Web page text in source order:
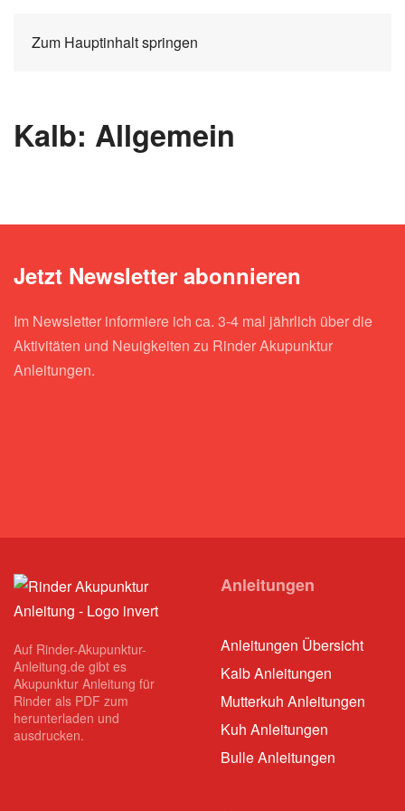
Zum Hauptinhalt springen
Kalb: Allgemein
Jetzt Newsletter abonnieren
Im Newsletter informiere ich ca. 3-4 mal jährlich über die
Aktivitäten und Neuigkeiten zu Rinder Akupunktur
Anleitungen.
Auf Rinder-Akupunktur-
Anleitung.de gibt es
Akupunktur Anleitung für
Rinder als PDF zum
herunterladen und
ausdrucken.
Anleitungen
Anleitungen Übersicht
Kalb Anleitungen
Mutterkuh Anleitungen
Kuh Anleitungen
Bulle Anleitungen